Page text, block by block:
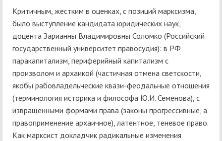
Критичным, жестким в оценках, с позиций марксизма,
было выступление кандидата юридических наук,
доцента Зарианны Владимировны Соломко (Российский
государственный университет правосудия): в РФ
паракапитализм, периферийный капитализм с
произволом и архаикой (частичная отмена светскости,
якобы рабовладельческие квази-феодальные отношения
(терминология историка и философа Ю.И. Семенова), с
извращенными формами права (законы прогрессивные, а
правоприменение архаичное), латентное, теневое право.
Как марксист докладчик радикальные изменения